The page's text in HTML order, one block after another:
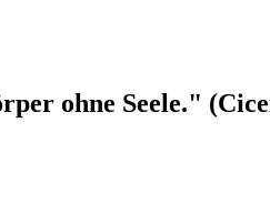
ohne Seele."